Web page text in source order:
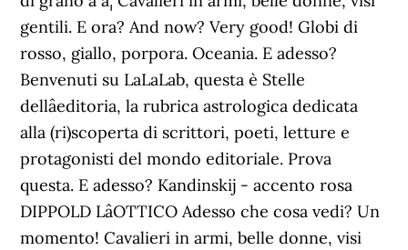
gentili. E ora? And now? Very good! Globi di
rosso, giallo, porpora. Oceania. E adesso?
Benvenuti su LaLaLab, questa è Stelle
dellâeditoria, la rubrica astrologica dedicata
alla (ri)scoperta di scrittori, poeti, letture e
protagonisti del mondo editoriale. Prova
questa. E adesso? Kandinskij - accento rosa
DIPPOLD LâOTTICO Adesso che cosa vedi? Un
momento! Cavalieri in armi, belle donne, visi